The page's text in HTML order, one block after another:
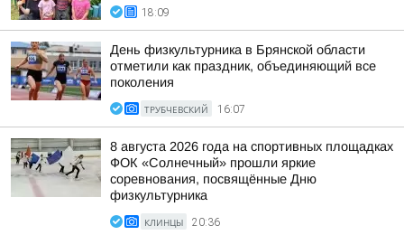
18:09
День физкультурника в Брянской области
отметили как праздник, объединяющий все
поколения
ТРУБЧЕВСКИЙ 16:07
8 августа 2026 года на спортивных площадках
ФОК «Солнечный» прошли яркие
соревнования, посвящённые Дню
физкультурника
КЛИНЦЫ 20:36